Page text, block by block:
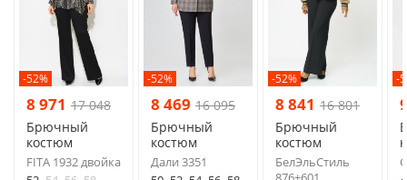
-52%
8 971 17 048
Брючный
костюм
FITA 1932 двойка
-52%
8 469 16 095
Брючный
костюм
Дали 3351
-52%
8 841 16 801
Брючный
костюм
БелЭльСтиль
-